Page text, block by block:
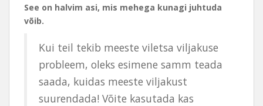
See on halvim asi, mis mehega kunagi juhtuda
võib.
Kui teil tekib meeste viletsa viljakuse
probleem, oleks esimene samm teada
saada, kuidas meeste viljakust
suurendada! Võite kasutada kas